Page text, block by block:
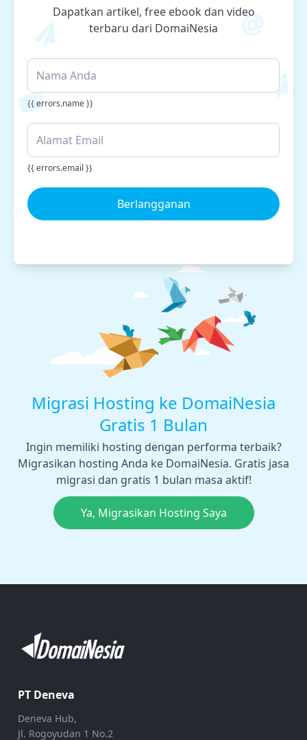
Dapatkan artikel, free ebook dan video
terbaru dari DomaiNesia
{{ errors.name }}
{{ errors.email }}
Berlangganan
Migrasi Hosting ke DomaiNesia
Gratis 1 Bulan
Ingin memiliki hosting dengan performa terbaik?
Migrasikan hosting Anda ke DomaiNesia. Gratis jasa
migrasi dan gratis 1 bulan masa aktif!
Ya, Migrasikan Hosting Saya
PT Deneva
Deneva Hub,
Jl. Rogoyudan 1 No.2